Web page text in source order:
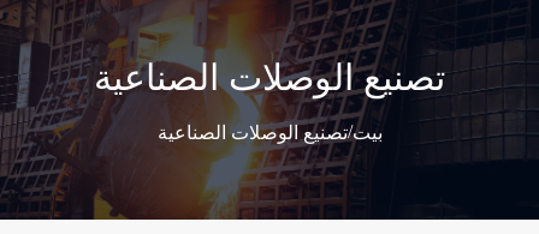
تصنيع الوصلات الصناعية
بيت/تصنيع الوصلات الصناعية